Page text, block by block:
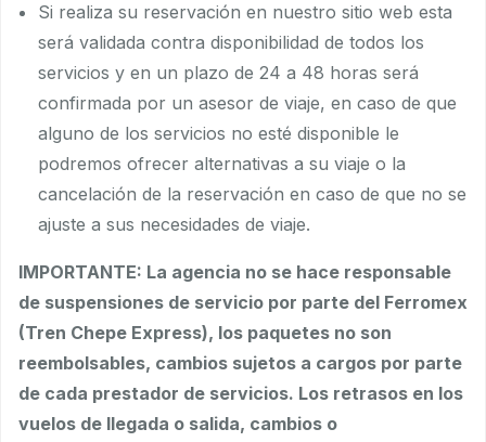
Si realiza su reservación en nuestro sitio web esta
será validada contra disponibilidad de todos los
servicios y en un plazo de 24 a 48 horas será
confirmada por un asesor de viaje, en caso de que
alguno de los servicios no esté disponible le
podremos ofrecer alternativas a su viaje o la
cancelación de la reservación en caso de que no se
ajuste a sus necesidades de viaje.
IMPORTANTE: La agencia no se hace responsable
de suspensiones de servicio por parte del Ferromex
(Tren Chepe Express), los paquetes no son
reembolsables, cambios sujetos a cargos por parte
de cada prestador de servicios. Los retrasos en los
vuelos de llegada o salida, cambios o